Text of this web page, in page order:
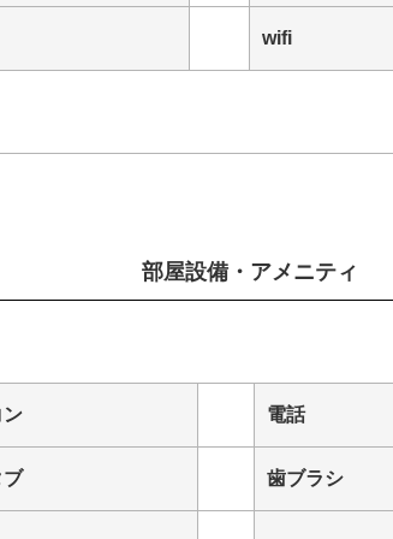
wifi
部屋設備・アメニティ
ン 電話
ブ 歯ブラシ